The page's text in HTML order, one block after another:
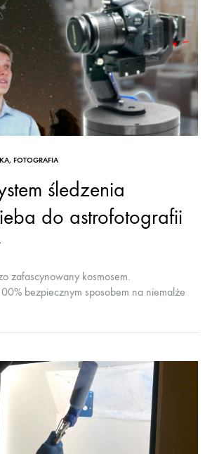
, FOTOGRAFIA
śledzenia
do astrofotografii
zafascynowany kosmosem.
bezpiecznym sposobem na niemalże
kosmicznej z ziemi jest astrofotografia.